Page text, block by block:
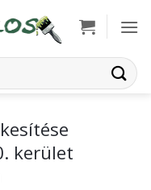
kerület